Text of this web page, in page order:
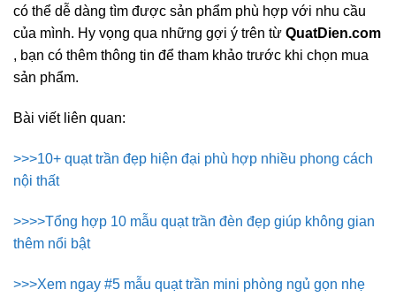
có thể dễ dàng tìm được sản phẩm phù hợp với nhu cầu
của mình. Hy vọng qua những gợi ý trên từ QuatDien.com
, bạn có thêm thông tin để tham khảo trước khi chọn mua
sản phẩm.
Bài viết liên quan:
>>>10+ quạt trần đẹp hiện đại phù hợp nhiều phong cách
nội thất
>>>>Tổng hợp 10 mẫu quạt trần đèn đẹp giúp không gian
thêm nổi bật
>>>Xem ngay #5 mẫu quạt trần mini phòng ngủ gọn nhẹ